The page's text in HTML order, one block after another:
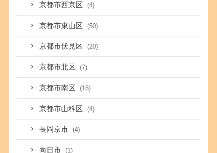
京都市西京区 (4)
京都市東山区 (50)
京都市伏見区 (20)
京都市北区 (7)
京都市南区 (16)
京都市山科区 (4)
長岡京市 (4)
向日市 (1)